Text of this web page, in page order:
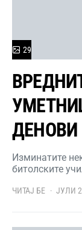
29
ДЕНОВИ
Изминатите
битолските
ЧИТАЈ БЕ ЈУЛИ